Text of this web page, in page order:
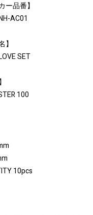
ー品番】
AC01
】
SET
100
10pcs